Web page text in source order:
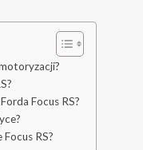
Focus RS?
RS?